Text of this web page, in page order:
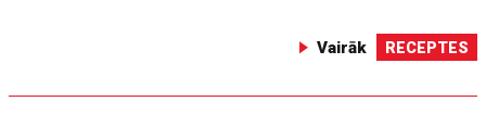
Vairāk RECEPTES